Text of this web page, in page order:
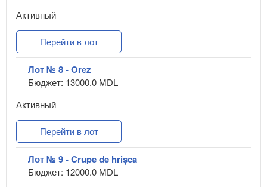
Активный
Перейти в лот
Лот № 8 - Orez
Бюджет: 13000.0 MDL
Активный
Перейти в лот
Лот № 9 - Crupe de hrișca
Бюджет: 12000.0 MDL